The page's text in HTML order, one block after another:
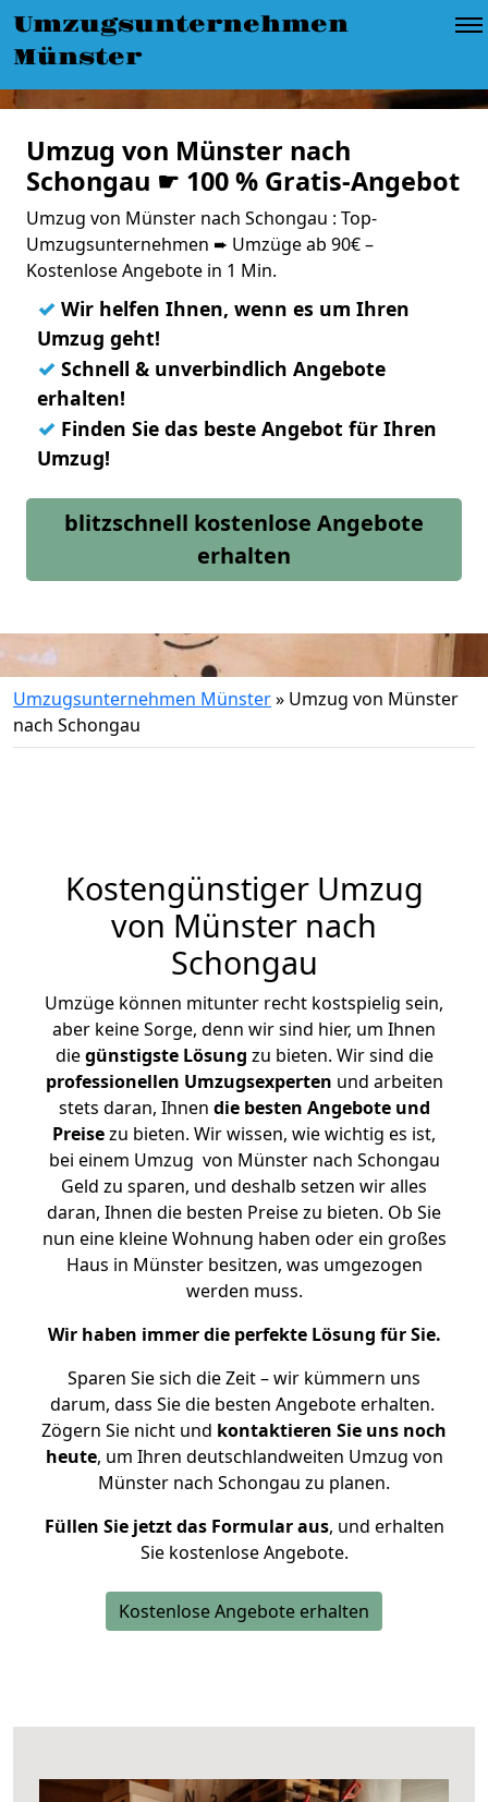
Umzugsunternehmen
Münster
Umzug von Münster nach
Schongau ☛ 100 % Gratis-Angebot
Umzug von Münster nach Schongau : Top-
Umzugsunternehmen ➨ Umzüge ab 90€ –
Kostenlose Angebote in 1 Min.
✓ Wir helfen Ihnen, wenn es um Ihren
Umzug geht!
✓ Schnell & unverbindlich Angebote
erhalten!
✓ Finden Sie das beste Angebot für Ihren
Umzug!
blitzschnell kostenlose Angebote
erhalten
Umzugsunternehmen Münster» Umzug von Münster
nach Schongau
Kostengünstiger Umzug
von Münster nach
Schongau
Umzüge können mitunter recht kostspielig sein,
aber keine Sorge, denn wir sind hier, um Ihnen
diegünstigste Lösung zu bieten. Wir sind die
professionellen Umzugsexperten und arbeiten
stets daran, Ihnen die besten Angebote und
Preisezu bieten. Wir wissen, wie wichtig es ist,
bei einem Umzug von Münster nach Schongau
Geld zu sparen, und deshalb setzen wir alles
daran, Ihnen die besten Preise zu bieten. Ob Sie
nun eine kleine Wohnung haben oder ein großes
Haus in Münster besitzen, was umgezogen
werden muss.
Wir haben immer die perfekte Lösung für Sie.
Sparen Sie sich die Zeit – wir kümmern uns
darum, dass Sie die besten Angebote erhalten.
Zögern Sie nicht und kontaktieren Sie uns noch
heute, um Ihren deutschlandweiten Umzug von
Münster nach Schongau zu planen.
Füllen Sie jetzt das Formular aus, und erhalten
Sie kostenlose Angebote.
Kostenlose Angebote erhalten